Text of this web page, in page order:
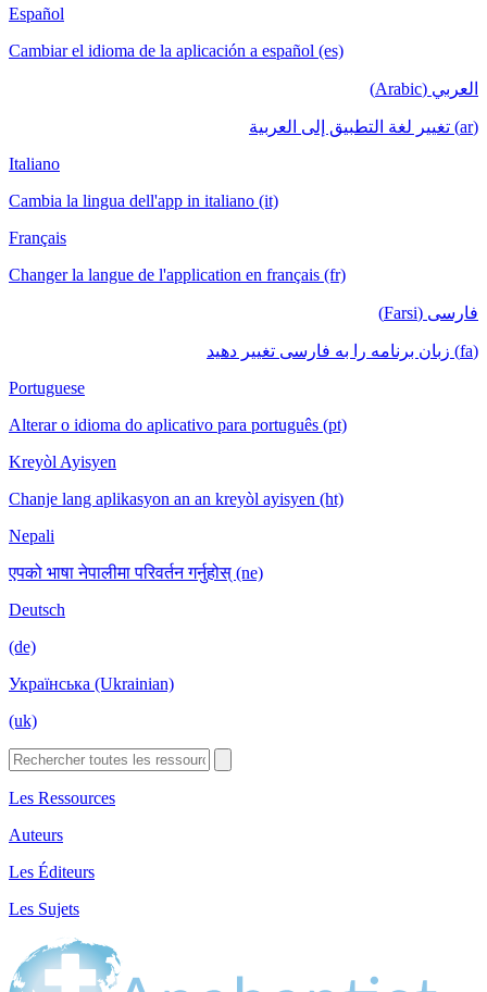
Español
Cambiar el idioma de la aplicación a español (es)
العربي (Arabic)
(ar) تغيير لغة التطبيق إلى العربية
Italiano
Cambia la lingua dell'app in italiano (it)
Français
Changer la langue de l'application en français (fr)
فارسی (Farsi)
(fa) زبان برنامه را به فارسی تغییر دهید
Portuguese
Alterar o idioma do aplicativo para português (pt)
Kreyòl Ayisyen
Chanje lang aplikasyon an an kreyòl ayisyen (ht)
Nepali
एपको भाषा नेपालीमा परिवर्तन गर्नुहोस् (ne)
Deutsch
(de)
Українська (Ukrainian)
(uk)
Les Ressources
Auteurs
Les Éditeurs
Les Sujets